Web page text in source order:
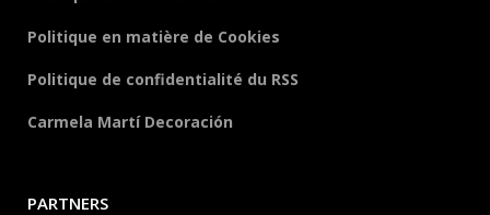
Politique en matière de Cookies
Politique de confidentialité du RSS
Carmela Martí Decoración
PARTNERS